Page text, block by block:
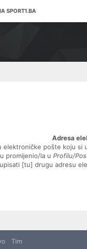
SPORT1.BA
Adresa
elektroničke pošte koju si
promijenio/la uProfilu/
[tu] drugu adresu
Tim